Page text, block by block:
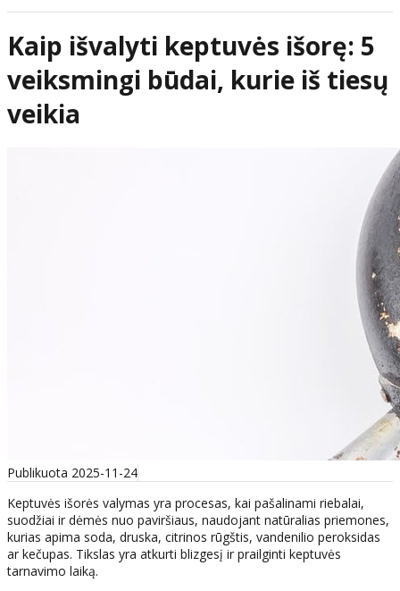
Kaip išvalyti keptuvės išorę: 5
veiksmingi būdai, kurie iš tiesų
veikia
Publikuota 2025-11-24
Keptuvės išorės valymas yra procesas, kai pašalinami riebalai,
suodžiai ir dėmės nuo paviršiaus, naudojant natūralias priemones,
kurias apima soda, druska, citrinos rūgštis, vandenilio peroksidas
ar kečupas. Tikslas yra atkurti blizgesį ir prailginti keptuvės
tarnavimo laiką.